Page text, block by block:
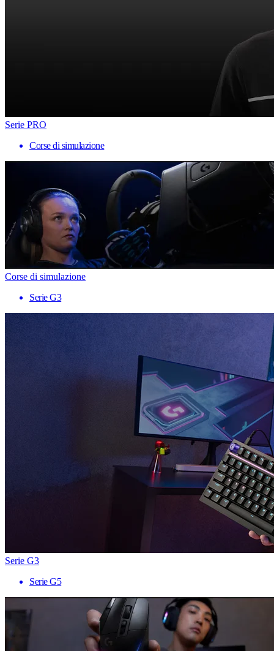
Serie PRO
Corse di simulazione
Corse di simulazione
Serie G3
Serie G3
Serie G5